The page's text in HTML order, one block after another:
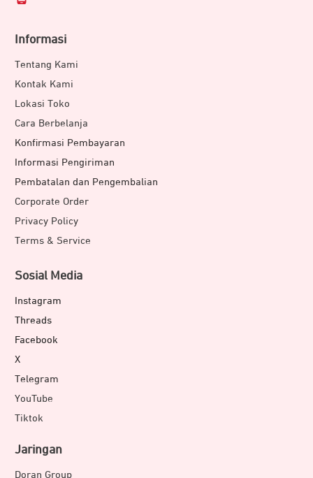
Informasi
Tentang Kami
Kontak Kami
Lokasi Toko
Cara Berbelanja
Konfirmasi Pembayaran
Informasi Pengiriman
Pembatalan dan Pengembalian
Corporate Order
Privacy Policy
Terms & Service
Sosial Media
Instagram
Threads
Facebook
X
Telegram
YouTube
Tiktok
Jaringan
Doran Group